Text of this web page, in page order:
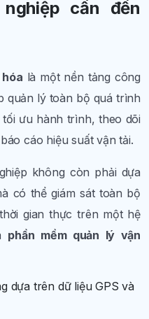
cần đến
là một nền tảng công
quản lý toàn bộ quá trình
ưu hành trình, theo dõi
cáo hiệu suất vận tải.
không còn phải dựa
có thể giám sát toàn bộ
gian thực trên một hệ
phần mềm quản lý vận
dựa trên dữ liệu GPS và